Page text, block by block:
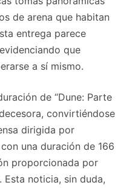
de arena que habitan
entrega parece
que
a sí mismo.
de “Dune: Parte
convirtiéndose
dirigida por
una duración de 166
proporcionada por
Esta noticia, sin duda,